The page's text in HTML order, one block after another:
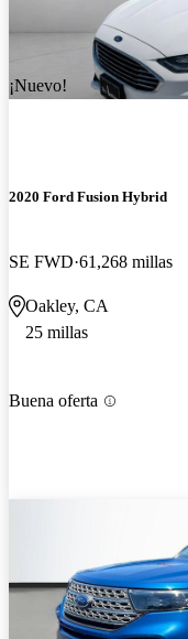
¡Nuevo!
2020 Ford Fusion Hybrid
SE FWD 61,268 millas
Oakley, CA
25 millas
Buena oferta